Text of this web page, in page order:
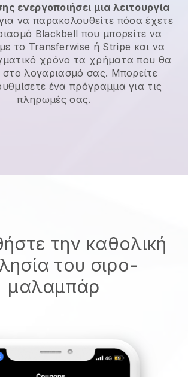
ενεργοποιήσει μια λειτουργία
να παρακολουθείτε πόσα έχετε
Blackbell που μπορείτε να
το Transferwise ή Stripe και να
χρόνο τα χρήματα που θα
στο λογαριασμό σας. Μπορείτε
ένα πρόγραμμα για τις
πληρωμές σας.
την καθολική
του σιρο-
μαλαμπάρ